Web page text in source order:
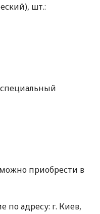
шт.:
специальный
приобрести в
по адресу: г. Киев,